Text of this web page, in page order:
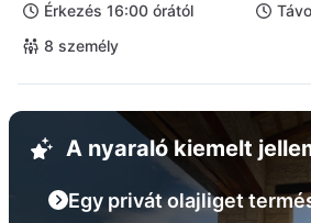
Érkezés 16:00 órától
8 személy
A nyaraló kiemelt
Egy privát olajliget